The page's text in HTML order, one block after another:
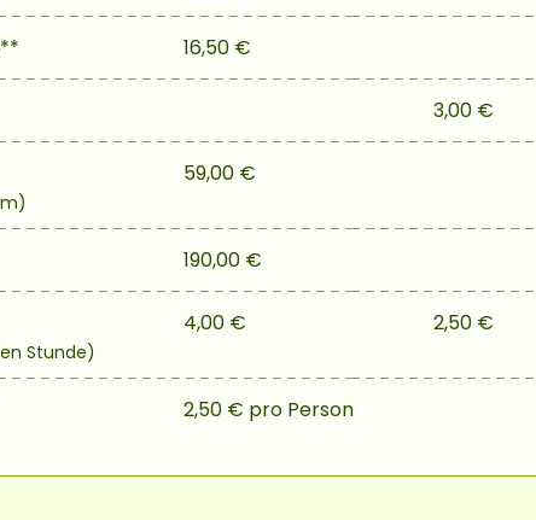
16,50 €
3,00 €
59,00 €
190,00 €
Stunde)
4,00 € 2,50 €
2,50 € pro Person